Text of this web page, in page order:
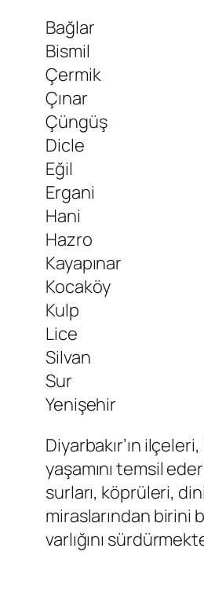
Bağlar
Bismil
Çermik
Çınar
Çüngüş
Dicle
Eğil
Ergani
Hani
Hazro
Kayapınar
Kocaköy
Kulp
Lice
Silvan
Sur
Yenişehir
Diyarbakır’ın
yaşamını temsil
surları, köprüleri,
miraslarından birini
varlığını